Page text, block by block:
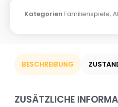
Kategorien Familienspiele,
BESCHREIBUNG
ZUSÄTZLICHE